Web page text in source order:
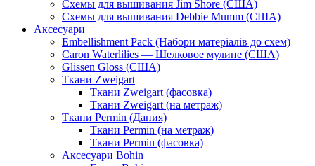
Схемы для вышивания Jim Shore (США)
Схемы для вышивания Debbie Mumm (США)
Аксесуари
Embellishment Pack (Набори матеріалів до схем)
Caron Waterlilies — Шелковое мулине (США)
Glissen Gloss (США)
Ткани Zweigart
Ткани Zweigart (фасовка)
Ткани Zweigart (на метраж)
Ткани Permin (Дания)
Ткани Permin (на метраж)
Ткани Permin (фасовка)
Аксесуари Bohin